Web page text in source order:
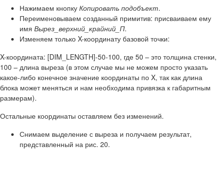
Нажимаем кнопку Копировать подобъект.
Переименовываем созданный примитив: присваиваем ему
имя Вырез_верхний_крайний_П.
Изменяем только X-координату базовой точки:
X-координата: [DIM_LENGTH]-50-100, где 50 – это толщина стенки,
100 – длина выреза (в этом случае мы не можем просто указать
какое-либо конечное значение координаты по X, так как длина
блока может меняться и нам необходима привязка к габаритным
размерам).
Остальные координаты оставляем без изменений.
Снимаем выделение с выреза и получаем результат,
представленный на рис. 20.